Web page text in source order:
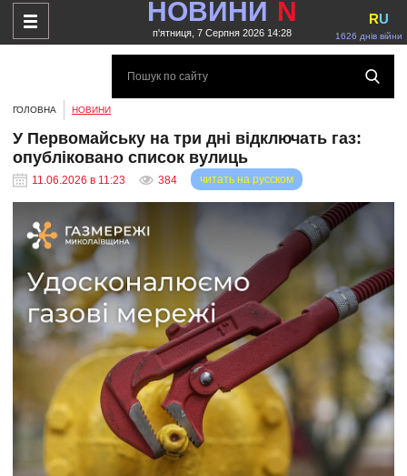
НОВИНИ N
п'ятниця, 7 Серпня 2026 14:28 1626 днів війни
RU
ГОЛОВНА НОВИНИ
У Первомайську на три дні відключать газ:
опубліковано список вулиць
11.06.2026 в 11:23 384 читать на русском